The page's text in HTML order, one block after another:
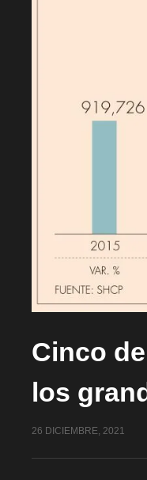
Cinco
los
26 DICIEMBRE, 2021